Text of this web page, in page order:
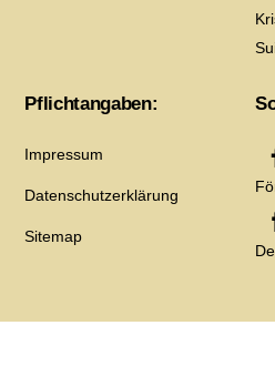
Pflichtangaben:
Impressum
Datenschutzerklärung
Sitemap